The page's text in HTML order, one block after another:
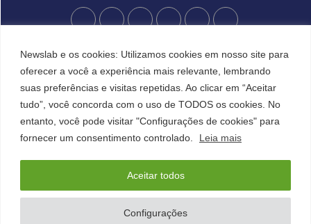
Newslab e os cookies: Utilizamos cookies em nosso site para
oferecer a você a experiência mais relevante, lembrando
suas preferências e visitas repetidas. Ao clicar em “Aceitar
tudo”, você concorda com o uso de TODOS os cookies. No
entanto, você pode visitar "Configurações de cookies" para
fornecer um consentimento controlado.
Leia mais
Configurações
Aceitar todos
POLÍTICA DE PRIVACIDADE
Cookies
©2022 All Right Reserved. Designed and Developed by FCDesign